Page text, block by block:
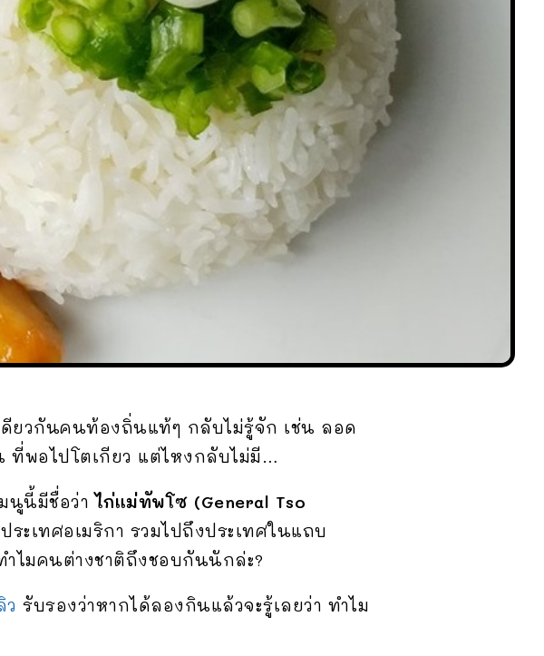
ดียวกันคนท้องถิ่นแท้ๆ กลับไม่รู้จัก เช่น ลอด
ที่พอไปโตเกียว แต่ไหงกลับไม่มี…
มนูนี้มีชื่อว่าไก่แม่ทัพโซ (General Tso
ะเทศอเมริกา รวมไปถึงประเทศในแถบ
ไมคนต่างชาติถึงชอบกันนักล่ะ?
ว รับรองว่าหากได้ลองกินแล้วจะรู้เลยว่า ทำไม